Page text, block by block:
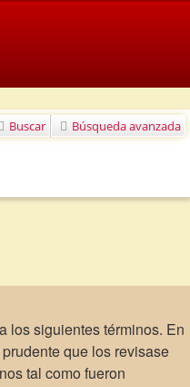
Buscar Búsqueda avanzada
los siguientes términos. En
que los revisase
tal como fueron